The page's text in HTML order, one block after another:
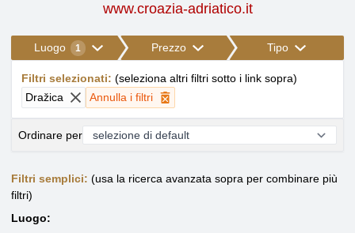
www.croazia-adriatico.it
Luogo 1 Prezzo Tipo
Filtri selezionati: (seleziona altri filtri sotto i link sopra)
Dražica
Annulla i filtri
Ordinare per
Filtri semplici: (usa la ricerca avanzata sopra per combinare più
filtri)
Luogo: